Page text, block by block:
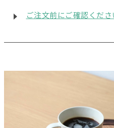
ご注文前にご確認くださ